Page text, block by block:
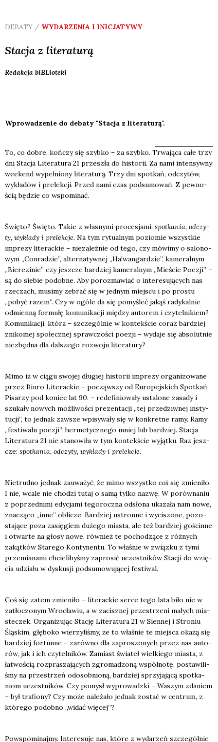
DEBATY / WYDARZENIA I INICJATYWY
Stacja z literaturą
Redakcja biBLioteki
Wprowadzenie do debaty "Stacja z literaturą".
To, co dobre, koń­czy się szyb­ko – za szyb­ko. Trwa­ją­ca całe trzy
dni Sta­cja Lite­ra­tu­ra 21 prze­szła do histo­rii. Za nami inten­syw­ny
week­end wypeł­nio­ny lite­ra­tu­rą. Trzy dni spo­tkań, odczy­tów,
wykła­dów i pre­lek­cji. Przed nami czas pod­su­mo­wań. Z pew­no­
ścią będzie co wspo­mi­nać.
Świę­to? Świę­to. Takie z wła­sny­mi pro­ce­sja­mi: spo­tka­nia, odczy­
ty, wykła­dy i pre­lek­cje. Na tym rytu­al­nym pozio­mie wszyst­kie
impre­zy lite­rac­kie – nie­za­leż­nie od tego, czy mówi­my o salo­no­
wym „Con­ra­dzie”, alter­na­tyw­nej „Ha!wangardzie”, kame­ral­nym
„Bie­re­zi­nie” czy jesz­cze bar­dziej kame­ral­nym „Mie­ście Poezji” –
są do sie­bie podob­ne. Aby poroz­ma­wiać o inte­re­su­ją­cych nas
rze­czach, musi­my zebrać się w jed­nym miej­scu i po pro­stu
„pobyć razem”. Czy w ogó­le da się pomy­śleć jakąś rady­kal­nie
odmien­ną for­mu­łę komu­ni­ka­cji mię­dzy auto­rem i czy­tel­ni­kiem?
Komu­ni­ka­cji, któ­ra – szcze­gól­nie w kon­tek­ście coraz bar­dziej
zni­ko­mej spo­łecz­nej spraw­czo­ści poezji – wyda­je się abso­lut­nie
nie­zbęd­na dla dal­sze­go roz­wo­ju lite­ra­tu­ry?
Mimo iż w cią­gu swo­jej dłu­giej histo­rii impre­zy orga­ni­zo­wa­ne
przez Biu­ro Lite­rac­kie – począw­szy od Euro­pej­skich Spo­tkań
Pisa­rzy pod koniec lat 90. – rede­fi­nio­wa­ły usta­lo­ne zasa­dy i
szu­ka­ły nowych moż­li­wo­ści pre­zen­ta­cji „tej prze­dziw­nej insty­
tu­cji”, to jed­nak zawsze wpi­sy­wa­ły się w kon­kret­ne ramy. Ramy
„festi­wa­lu poezji”, her­me­tycz­ne­go mniej lub bar­dziej. Sta­cja
Lite­ra­tu­ra 21 nie sta­no­wi­ła w tym kon­tek­ście wyjąt­ku. Raz jesz­
cze: spo­tka­nia, odczy­ty, wykła­dy i pre­lek­cje.
Nie­trud­no jed­nak zauwa­żyć, że mimo wszyst­ko coś się zmie­ni­ło.
I nie, wca­le nie cho­dzi tutaj o samą tyl­ko nazwę. W porów­na­niu
z poprzed­ni­mi edy­cja­mi tego­rocz­na odsło­na uka­za­ła nam nowe,
zna­czą­co „inne” obli­cze. Bar­dziej ustron­ne i wyci­szo­ne, pozo­
sta­ją­ce poza zasię­giem duże­go mia­sta, ale też bar­dziej gościn­ne
i otwar­te na gło­sy nowe, rów­nież te pocho­dzą­ce z róż­nych
zakąt­ków Sta­re­go Kon­ty­nen­tu. To wła­śnie w związ­ku z tymi
prze­mia­na­mi chcie­li­by­śmy zapro­sić uczest­ni­ków Sta­cji do wzię­
cia udzia­łu w dys­ku­sji pod­su­mo­wu­ją­cej festi­wal.
Coś się zatem zmie­ni­ło – lite­rac­kie ser­ce tego lata biło nie w
zatło­czo­nym Wro­cła­wiu, a w zacisz­nej prze­strze­ni małych mia­
ste­czek. Orga­ni­zu­jąc Sta­cję Lite­ra­tu­ra 21 w Sien­nej i Stro­niu
Ślą­skim, głę­bo­ko wie­rzy­li­śmy, że to wła­śnie te miej­sca oka­żą się
bar­dziej for­tun­ne – zarów­no dla zapro­szo­nych przez nas auto­
rów, jak i ich czy­tel­ni­ków. Zamiast świa­teł wiel­kie­go mia­sta, z
łatwo­ścią roz­pra­sza­ją­cych zgro­ma­dzo­ną wspól­no­tę, posta­wi­li­
śmy na prze­strzeń odosob­nio­ną, bar­dziej sprzy­ja­ją­cą spo­tka­
niom uczest­ni­ków. Czy pomysł wypro­wadz­ki – Waszym zda­niem
– był tra­fio­ny? Czy może nale­ża­ło jed­nak zostać w cen­trum, z
któ­re­go podob­no „widać wię­cej”?
Powspo­mi­naj­my. Inte­re­su­je nas, któ­re z wyda­rzeń szcze­gól­nie